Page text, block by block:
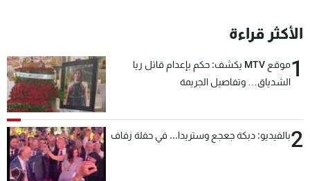
الأكثر قراءة
1
موقع MTV يكشف: حكم بإعدام قاتل ريا
الشدياق… وتفاصيل الجريمة
2بالفيديو: دبكة جعجع وستريدا... في حفلة زفاف